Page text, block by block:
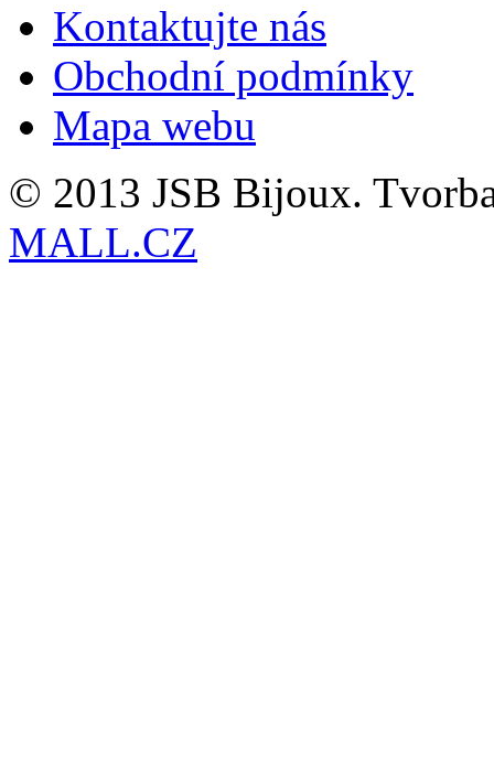
Kontaktujte nás
Obchodní podmínky
Mapa webu
© 2013 JSB Bijoux.
MALL.CZ